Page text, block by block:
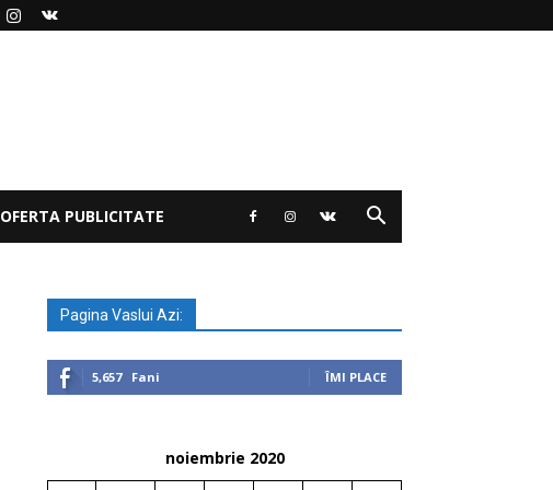
OFERTA PUBLICITATE
Pagina Vaslui Azi:
5,657 Fani ÎMI PLACE
noiembrie 2020